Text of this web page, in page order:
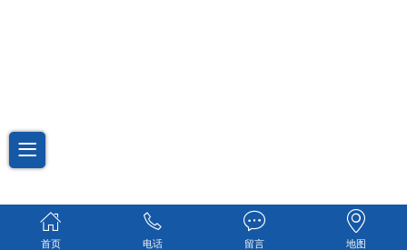
首页 电话 留言 地图